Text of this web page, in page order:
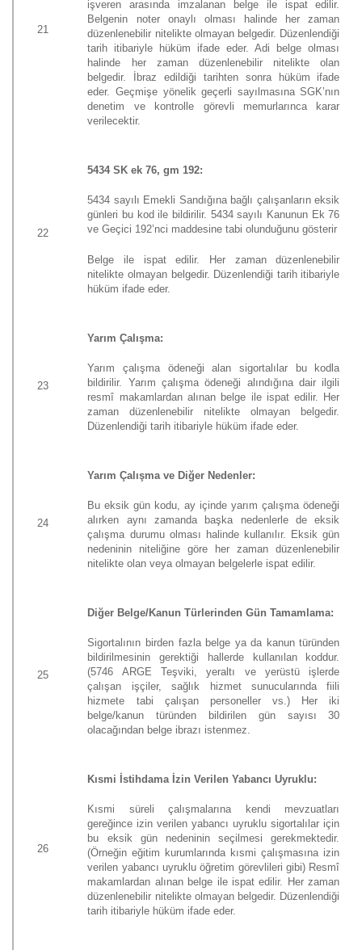
21
işveren arasında imzalanan belge ile ispat edilir.
Belgenin noter onaylı olması halinde her zaman
düzenlenebilir nitelikte olmayan belgedir. Düzenlendiği
tarih itibariyle hüküm ifade eder. Adi belge olması
halinde her zaman düzenlenebilir nitelikte olan
belgedir. İbraz edildiği tarihten sonra hüküm ifade
eder. Geçmişe yönelik geçerli sayılmasına SGK’nın
denetim ve kontrolle görevli memurlarınca karar
verilecektir.
22
5434 SK ek 76, gm 192:
5434 sayılı Emekli Sandığına bağlı çalışanların eksik
günleri bu kod ile bildirilir. 5434 sayılı Kanunun Ek 76
ve Geçici 192’nci maddesine tabi olunduğunu gösterir
Belge ile ispat edilir. Her zaman düzenlenebilir
nitelikte olmayan belgedir. Düzenlendiği tarih itibariyle
hüküm ifade eder.
23
Yarım Çalışma:
Yarım çalışma ödeneği alan sigortalılar bu kodla
bildirilir. Yarım çalışma ödeneği alındığına dair ilgili
resmî makamlardan alınan belge ile ispat edilir. Her
zaman düzenlenebilir nitelikte olmayan belgedir.
Düzenlendiği tarih itibariyle hüküm ifade eder.
24
Yarım Çalışma ve Diğer Nedenler:
Bu eksik gün kodu, ay içinde yarım çalışma ödeneği
alırken aynı zamanda başka nedenlerle de eksik
çalışma durumu olması halinde kullanılır. Eksik gün
nedeninin niteliğine göre her zaman düzenlenebilir
nitelikte olan veya olmayan belgelerle ispat edilir.
25
Diğer Belge/Kanun Türlerinden Gün Tamamlama:
Sigortalının birden fazla belge ya da kanun türünden
bildirilmesinin gerektiği hallerde kullanılan koddur.
(5746 ARGE Teşviki, yeraltı ve yerüstü işlerde
çalışan işçiler, sağlık hizmet sunucularında fiili
hizmete tabi çalışan personeller vs.) Her iki
belge/kanun türünden bildirilen gün sayısı 30
olacağından belge ibrazı istenmez.
26
Kısmi İstihdama İzin Verilen Yabancı Uyruklu:
Kısmi süreli çalışmalarına kendi mevzuatları
gereğince izin verilen yabancı uyruklu sigortalılar için
bu eksik gün nedeninin seçilmesi gerekmektedir.
(Örneğin eğitim kurumlarında kısmi çalışmasına izin
verilen yabancı uyruklu öğretim görevlileri gibi) Resmî
makamlardan alınan belge ile ispat edilir. Her zaman
düzenlenebilir nitelikte olmayan belgedir. Düzenlendiği
tarih itibariyle hüküm ifade eder.